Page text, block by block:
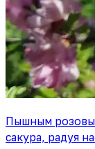
Пышным
сакура, радуя